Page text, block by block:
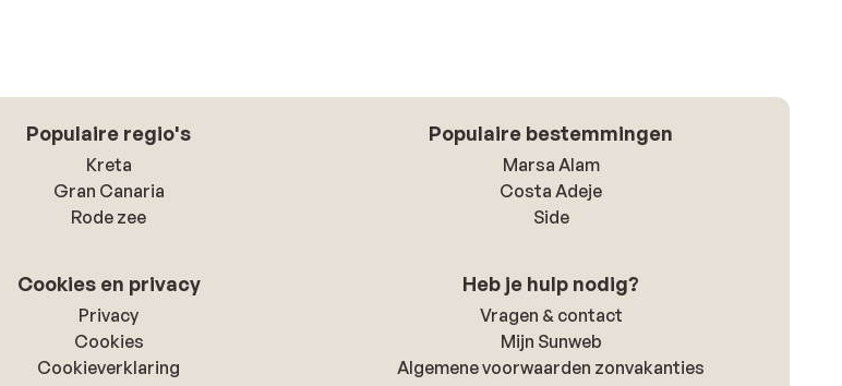
Populaire regio's
Kreta
Gran Canaria
Rode zee
Populaire bestemmingen
Marsa Alam
Costa Adeje
Side
Cookies en privacy
Privacy
Cookies
Cookieverklaring
Heb je hulp nodig?
Vragen & contact
Mijn Sunweb
Algemene voorwaarden zonvakanties